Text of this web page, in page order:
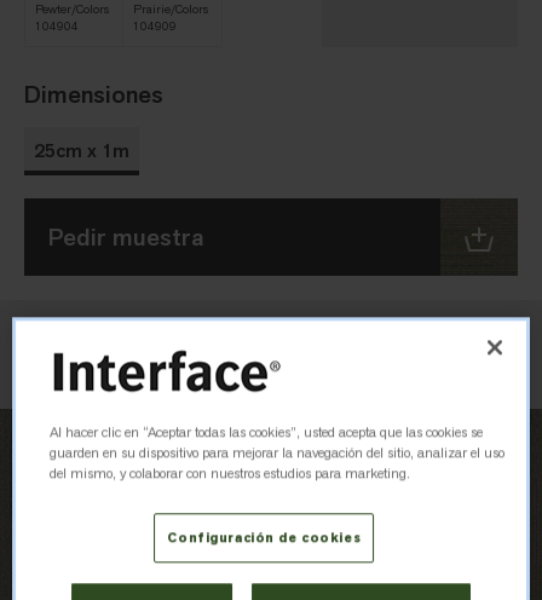
Pewter/Colors
104904
Prairie/Colors
104909
Dimensiones
25cm x 1m
Pedir muestra
Verificar inventario
Al hacer clic en “Aceptar todas las cookies”, usted acepta que las cookies se
guarden en su dispositivo para mejorar la navegación del sitio, analizar el uso
del mismo, y colaborar con nuestros estudios para marketing.
Configuración de cookies